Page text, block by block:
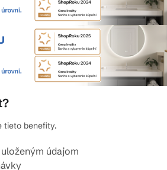
tieto benefity.
údajom